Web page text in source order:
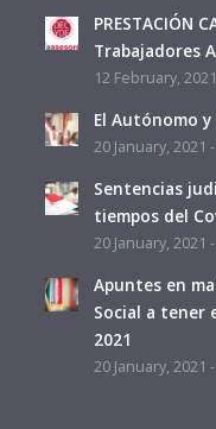
PRESTACIÓN
Trabajadores
12 February,
El Autónomo
20 January, 2021
Sentencias
tiempos del
20 January, 2021
Apuntes en
Social a tener
2021
20 January, 2021